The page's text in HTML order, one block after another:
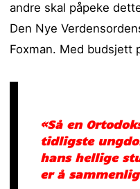
andre skal påpeke
Den Nye
Foxman. Med budsjett
«Så en
tidligste
hans hellige
er å